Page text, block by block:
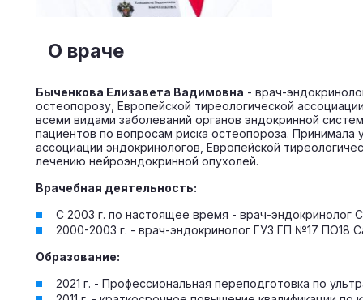
О враче
Быченкова Елизавета Вадимовна - врач-
остеопорозу, Европейской тиреологической
всеми видами заболеваний органов эндокринной
пациентов по вопросам риска остеопороза. Принимала
ассоциации эндокринологов, Европейской
лечению нейроэндокринной опухолей.
Врачебная деятельность:
С 2003 г. по настоящее время - врач-эндокринолог
2000-2003 г. - врач-эндокринолог ГУЗ ГП №17 ПО18
Образование:
2021 г. - Профессиональная переподготовка по